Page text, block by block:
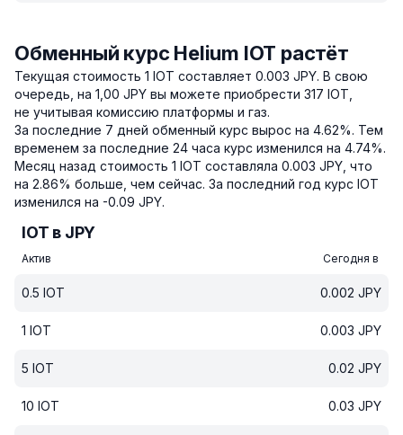
Обменный курс Helium IOT растёт
Текущая стоимость 1 IOT составляет 0.003 JPY. В свою
очередь, на 1,00 JPY вы можете приобрести 317 IOT,
не учитывая комиссию платформы и газ.
За последние 7 дней обменный курс вырос на 4.62%. Тем
временем за последние 24 часа курс изменился на 4.74%.
Месяц назад стоимость 1 IOT составляла 0.003 JPY, что
на 2.86% больше, чем сейчас. За последний год курс IOT
изменился на -0.09 JPY.
IOT в JPY
Актив Сегодня в
0.5 IOT 0.002 JPY
1 IOT 0.003 JPY
5 IOT 0.02 JPY
10 IOT 0.03 JPY